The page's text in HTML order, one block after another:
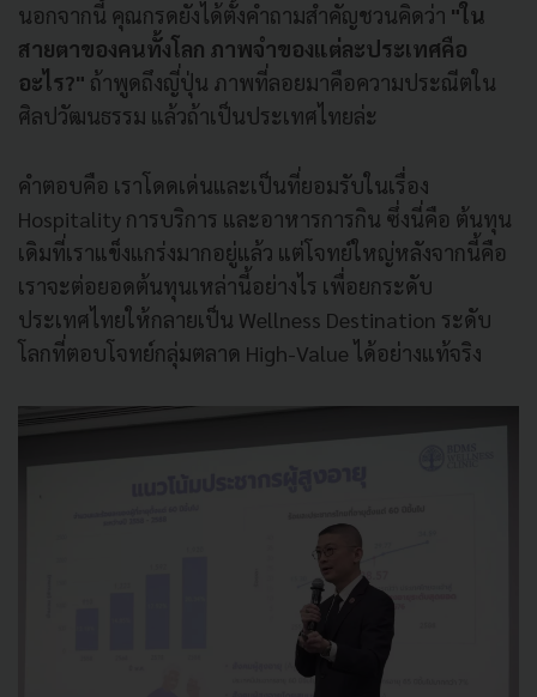
นอกจากนี้ คุณกรดยังได้ตั้งคำถามสำคัญชวนคิดว่า "ใน
สายตาของคนทั้งโลก ภาพจำของแต่ละประเทศคือ
อะไร?" ถ้าพูดถึงญี่ปุ่น ภาพที่ลอยมาคือความประณีตใน
ศิลปวัฒนธรรม แล้วถ้าเป็นประเทศไทยล่ะ
คำตอบคือ เราโดดเด่นและเป็นที่ยอมรับในเรื่อง
Hospitality การบริการ และอาหารการกิน ซึ่งนี่คือ ต้นทุน
เดิมที่เราแข็งแกร่งมากอยู่แล้ว แต่โจทย์ใหญ่หลังจากนี้คือ
เราจะต่อยอดต้นทุนเหล่านี้อย่างไร เพื่อยกระดับ
ประเทศไทยให้กลายเป็น Wellness Destination ระดับ
โลกที่ตอบโจทย์กลุ่มตลาด High-Value ได้อย่างแท้จริง